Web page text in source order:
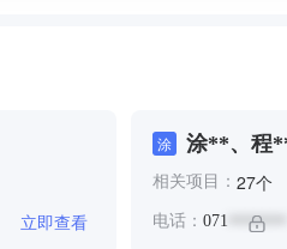
立即查看
涂 涂**、程
相关项目： 27个
电话： 071 *******